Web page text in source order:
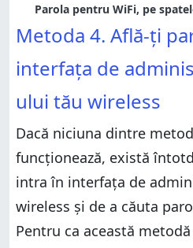
Parola pentru WiFi, pe
Metoda 4. Află-ţi
interfaţa de
ului tău wireless
Dacă niciuna dintre
funcţionează, există
intra în interfaţa de
wireless şi de a căuta
Pentru ca această